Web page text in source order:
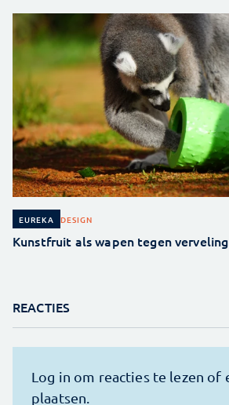
EUREKA DESIGN
Kunstfruit als wapen tegen verveling
REACTIES